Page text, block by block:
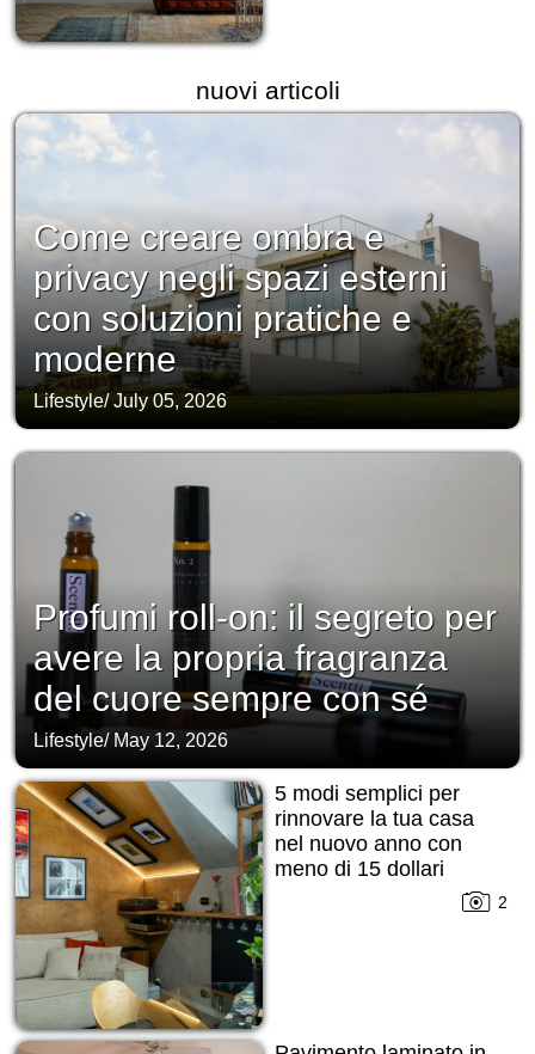
nuovi articoli
Come creare ombra e
privacy negli spazi esterni
con soluzioni pratiche e
moderne
Lifestyle/July 05, 2026
Profumi roll-on: il segreto per
avere la propria fragranza
del cuore sempre con sé
Lifestyle/ May 12, 2026
5 modi semplici per
rinnovare la tua casa
nel nuovo anno con
meno di 15 dollari
2